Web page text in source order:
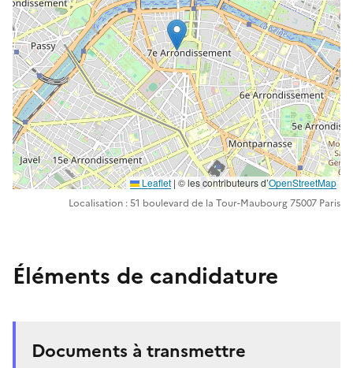
Leaflet | ©️️ les contributeurs d’OpenStreetMap
Localisation : 51 boulevard de la Tour-Maubourg 75007 Paris
Éléments de candidature
Documents à transmettre